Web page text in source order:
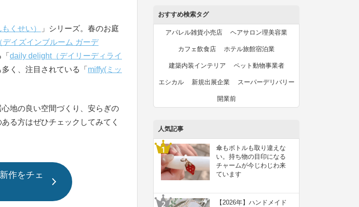
くせい）
」シリーズ。春のお庭
イズインブルーム ガーデ
daily delight（デイリーディライ
く、注目されている「 miffy(ミッ
地の良い空間づくり、安らぎの
る方はぜひチェックしてみてく
作をチェ
おすすめ検索タグ
アパレル雑貨小売店 ヘアサロン理美容業
カフェ飲食店 ホテル旅館宿泊業
建築内装インテリア ペット動物事業者
エシカル 新規出展企業 スーパーデリバリー
開業前
人気記事
傘もボトルも取り違えな
い。持ち物の目印になる
チャームが今じわじわ来
ています
【2026年】ハンドメイド